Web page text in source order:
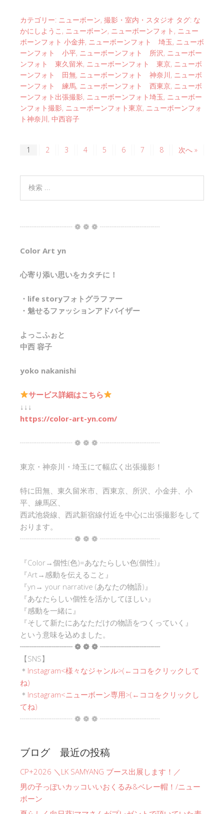
カテゴリー: ニューボーン, 撮影・室内・スタジオ タグ: な
かにしようこ , ニューボーン, ニューボーンフォト , ニュー
ボーンフォト 小金井, ニューボーンフォト 埼玉, ニューボ
ーンフォト 小平, ニューボーンフォト 所沢, ニューボー
ンフォト 東久留米, ニューボーンフォト 東京, ニューボ
ーンフォト 田無, ニューボーンフォト 神奈川, ニューボ
ーンフォト 練馬, ニューボーンフォト 西東京, ニューボ
ーンフォト出張撮影, ニューボーンフォト埼玉, ニューボー
ンフォト撮影, ニューボーンフォト東京, ニューボーンフォ
ト神奈川, 中西容子
1 2 3 4 5 6 7 8 次へ »
┈┈┈┈┈┈┈ ❁ ❁ ❁ ┈┈┈┈┈┈┈┈
Color Art yn
心寄り添い思いをカタチに！
・life storyフォトグラファー
・魅せるファッションアドバイザー
よっこふぉと
中西 容子
yoko nakanishi
サービス詳細はこちら
↓↓↓
https://color-art-yn.com/
┈┈┈┈┈┈┈ ❁ ❁ ❁ ┈┈┈┈┈┈┈┈
東京・神奈川・埼玉にて幅広く出張撮影！
特に田無、東久留米市、西東京、所沢、小金井、小
平、練馬区、
西武池袋線、西武新宿線付近を中心に出張撮影をして
おります。
┈┈┈┈┈┈┈ ❁ ❁ ❁ ┈┈┈┈┈┈┈┈
『Color→個性(色)=あなたらしい色(個性)』
『Art→感動を伝えること』
『yn→ your narrative (あなたの物語)』
『あなたらしい個性を活かしてほしい』
『感動を一緒に』
『そして新たにあなただけの物語をつくっていく』
という意味を込めました。
┈┈┈┈┈┈┈ ❁ ❁ ❁ ┈┈┈┈┈┈┈┈
【SNS】
＊ Instagram<様々なジャンル>(←ココをクリックして
ね)
＊ Instagram<ニューボーン専用>(←ココをクリックし
てね)
┈┈┈┈┈┈┈ ❁ ❁ ❁ ┈┈┈┈┈┈┈┈
ブログ 最近の投稿
CP+2026 ＼LK SAMYANG ブース出展します！／
男の子っぽいカッコいいおくるみ&ベレー帽！/ニュー
ボーン